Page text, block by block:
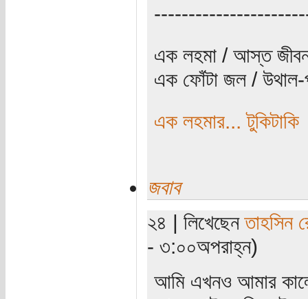
এক লহমা / আস্ত
এক ফোঁটা জল /
এক লহমার... টুকিটাকি
জবাব
২৪ | লিখেছেনতাহসিন
- ৩:০০অপরাহ্ন)
আমি এখনও আমার